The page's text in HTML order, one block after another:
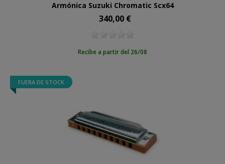
Armónica Suzuki Chromatic Scx64
Precio
340,00 €
Recibe a partir del 26/08
FUERA DE STOCK